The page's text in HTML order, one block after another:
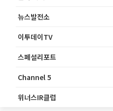
뉴스발전소
이투데이TV
스페셜리포트
Channel 5
위너스IR클럽